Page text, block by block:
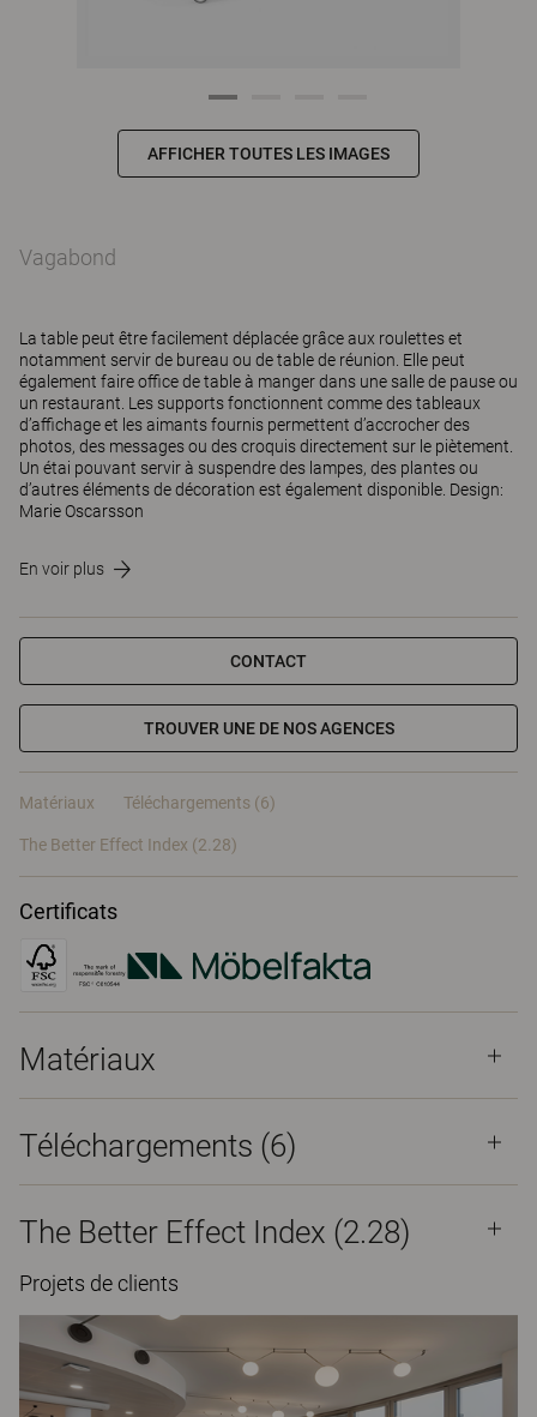
AFFICHER TOUTES LES IMAGES
Vagabond
La table peut être facilement déplacée grâce aux roulettes et
notamment servir de bureau ou de table de réunion. Elle peut
également faire office de table à manger dans une salle de pause ou
un restaurant. Les supports fonctionnent comme des tableaux
d’affichage et les aimants fournis permettent d’accrocher des
photos, des messages ou des croquis directement sur le piètement.
Un étai pouvant servir à suspendre des lampes, des plantes ou
d’autres éléments de décoration est également disponible. Design:
Marie Oscarsson
En voir plus
CONTACT
TROUVER UNE DE NOS AGENCES
Matériaux Téléchargements (6)
The Better Effect Index (2.28)
Certificats
Matériaux
Téléchargements (6)
The Better Effect Index (2.28)
Projets de clients